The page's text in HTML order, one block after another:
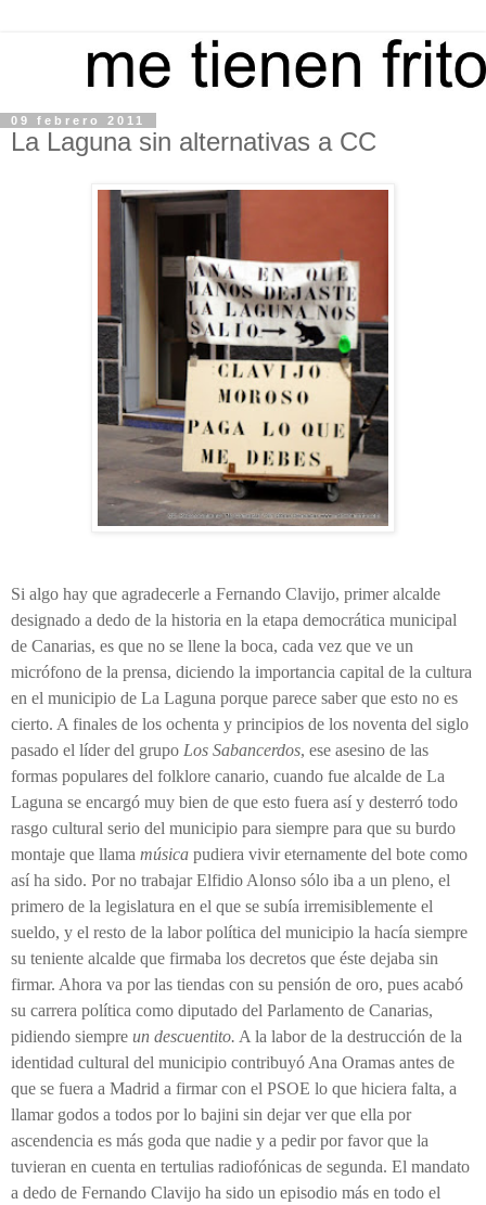
09 febrero 2011
La Laguna sin alternativas a CC
Si algo hay que agradecerle a Fernando Clavijo, primer alcalde
designado a dedo de la historia en la etapa democrática municipal
de Canarias, es que no se llene la boca, cada vez que ve un
micrófono de la prensa, diciendo la importancia capital de la cultura
en el municipio de La Laguna porque parece saber que esto no es
cierto. A finales de los ochenta y principios de los noventa del siglo
pasado el líder del grupo Los Sabancerdos, ese asesino de las
formas populares del folklore canario, cuando fue alcalde de La
Laguna se encargó muy bien de que esto fuera así y desterró todo
rasgo cultural serio del municipio para siempre para que su burdo
montaje que llama música pudiera vivir eternamente del bote como
así ha sido. Por no trabajar Elfidio Alonso sólo iba a un pleno, el
primero de la legislatura en el que se subía irremisiblemente el
sueldo, y el resto de la labor política del municipio la hacía siempre
su teniente alcalde que firmaba los decretos que éste dejaba sin
firmar. Ahora va por las tiendas con su pensión de oro, pues acabó
su carrera política como diputado del Parlamento de Canarias,
pidiendo siempre un descuentito. A la labor de la destrucción de la
identidad cultural del municipio contribuyó Ana Oramas antes de
que se fuera a Madrid a firmar con el PSOE lo que hiciera falta, a
llamar godos a todos por lo bajini sin dejar ver que ella por
ascendencia es más goda que nadie y a pedir por favor que la
tuvieran en cuenta en tertulias radiofónicas de segunda. El mandato
a dedo de Fernando Clavijo ha sido un episodio más en todo el